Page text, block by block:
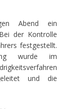
Abend ein
der Kontrolle
festgestellt.
wurde im
und die